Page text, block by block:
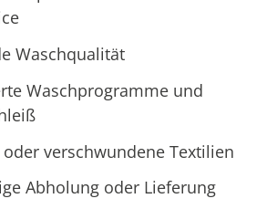
Waschqualität
Waschprogramme und
verschwundene Textilien
Abholung oder Lieferung